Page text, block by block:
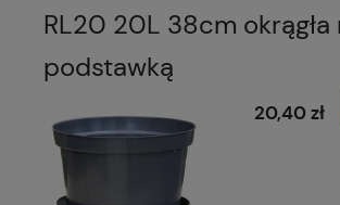
RL20 20L 38cm okrągła
podstawką
20,40 zł